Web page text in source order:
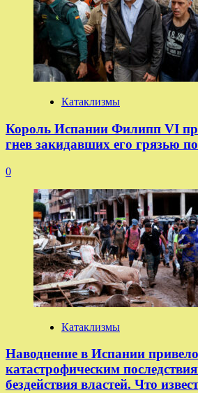
Катаклизмы
Король Испании Филипп VI
гнев закидавших его грязью
0
Катаклизмы
Наводнение в Испании
катастрофическим
бездействия властей. Что